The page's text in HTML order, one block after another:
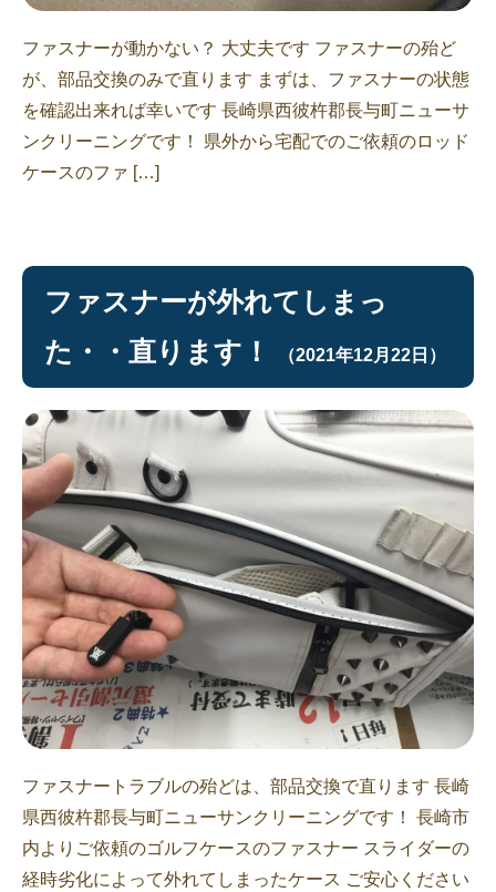
ファスナーが動かない？ 大丈夫です ファスナーの殆ど
が、部品交換のみで直ります まずは、ファスナーの状態
を確認出来れば幸いです 長崎県西彼杵郡長与町ニューサ
ンクリーニングです！ 県外から宅配でのご依頼のロッド
ケースのファ […]
ファスナーが外れてしまっ
た・・直ります！
（2021年12月22日）
ファスナートラブルの殆どは、部品交換で直ります 長崎
県西彼杵郡長与町ニューサンクリーニングです！ 長崎市
内よりご依頼のゴルフケースのファスナー スライダーの
経時劣化によって外れてしまったケース ご安心ください